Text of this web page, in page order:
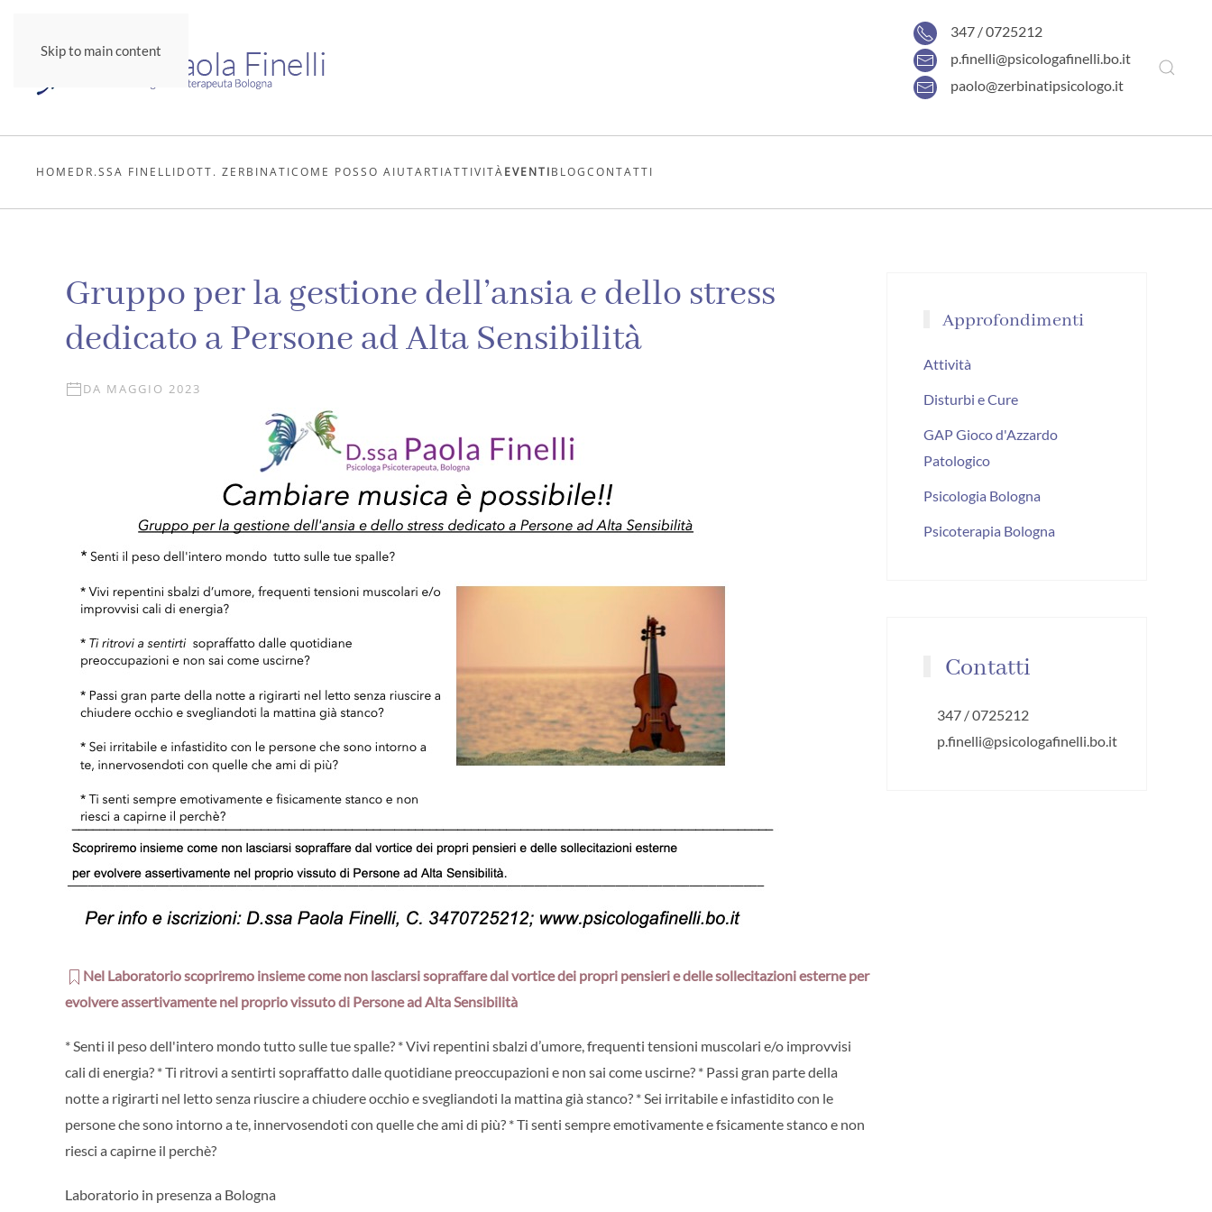
Skip to main content
347 / 0725212
p.finelli@psicologafinelli.bo.it
paolo@zerbinatipsicologo.it
HOME DR.SSA FINELLIDOTT. ZERBINATICOME POSSO AIUTARTIATTIVITÀEVENTIBLOGCONTATTI
Gruppo per la gestione dell’ansia e dello stress
dedicato a Persone ad Alta Sensibilità
DA MAGGIO 2023
Nel Laboratorio scopriremo insieme come non lasciarsi sopraffare dal vortice dei propri pensieri e delle sollecitazioni esterne per
evolvere assertivamente nel proprio vissuto di Persone ad Alta Sensibilità
* Senti il peso dell'intero mondo tutto sulle tue spalle? * Vivi repentini sbalzi d’umore, frequenti tensioni muscolari e/o improvvisi
cali di energia? * Ti ritrovi a sentirti sopraffatto dalle quotidiane preoccupazioni e non sai come uscirne? * Passi gran parte della
notte a rigirarti nel letto senza riuscire a chiudere occhio e svegliandoti la mattina già stanco? * Sei irritabile e infastidito con le
persone che sono intorno a te, innervosendoti con quelle che ami di più? * Ti senti sempre emotivamente e fsicamente stanco e non
riesci a capirne il perchè?
Laboratorio in presenza a Bologna
Approfondimenti
Attività
Disturbi e Cure
GAP Gioco d'Azzardo
Patologico
Psicologia Bologna
Psicoterapia Bologna
Contatti
347 / 0725212
p.finelli@psicologafinelli.bo.it